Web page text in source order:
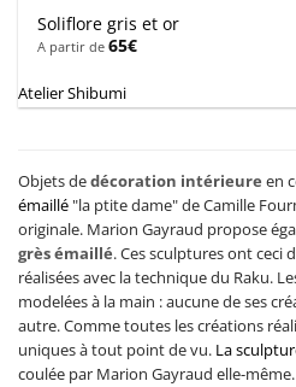
Soliflore gris et or
A partir de65€
Atelier Shibumi
Objets dedécoration intérieure en
émaillé "la ptite dame" de Camille
originale. Marion Gayraud propose
grès émaillé. Ces sculptures ont ceci
réalisées avec latechnique du Raku.
modelées à la main : aucune de ses
autre. Comme toutes les créations
uniques à tout point de vu. La
coulée par Marion Gayraud elle-même.